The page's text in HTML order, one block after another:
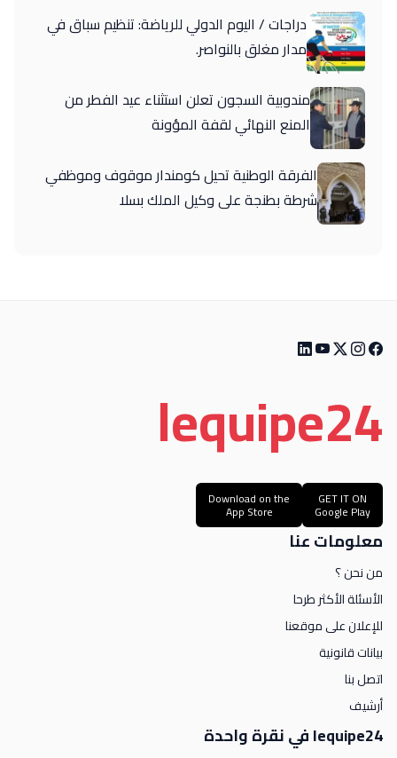
دراجات / اليوم الدولي للرياضة: تنظيم سباق في
مدار مغلق بالنواصر.
مندوبية السجون تعلن استثناء عيد الفطر من
المنع النهائي لقفة المؤونة
الفرقة الوطنية تحيل كومندار موقوف وموظفي
شرطة بطنجة على وكيل الملك بسلا
lequipe24
GET IT ON
Google Play
Download on the
App Store
معلومات عنا
من نحن ؟
الأسئلة الأكثر طرحا
للإعلان على موقعنا
بيانات قانونية
اتصل بنا
أرشيف
lequipe24 في نقرة واحدة